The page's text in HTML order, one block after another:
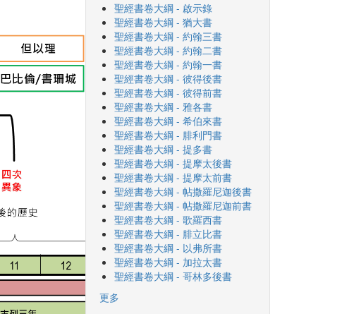
聖經書卷大綱 - 啟示錄
聖經書卷大綱 - 猶大書
聖經書卷大綱 - 約翰三書
聖經書卷大綱 - 約翰二書
聖經書卷大綱 - 約翰一書
聖經書卷大綱 - 彼得後書
聖經書卷大綱 - 彼得前書
聖經書卷大綱 - 雅各書
聖經書卷大綱 - 希伯來書
聖經書卷大綱 - 腓利門書
聖經書卷大綱 - 提多書
聖經書卷大綱 - 提摩太後書
聖經書卷大綱 - 提摩太前書
聖經書卷大綱 - 帖撒羅尼迦後書
聖經書卷大綱 - 帖撒羅尼迦前書
聖經書卷大綱 - 歌羅西書
聖經書卷大綱 - 腓立比書
聖經書卷大綱 - 以弗所書
聖經書卷大綱 - 加拉太書
聖經書卷大綱 - 哥林多後書
更多